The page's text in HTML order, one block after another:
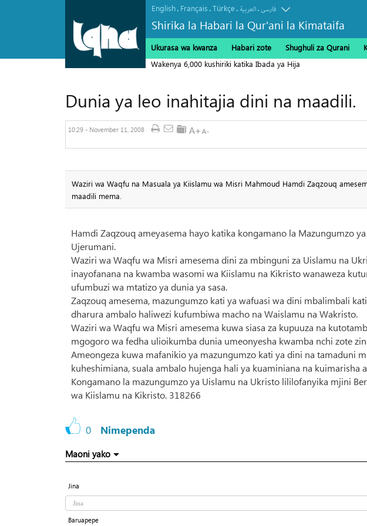
English. Français.Türkçe. العربیة.فارسی
Shirika la Habari la Qur'ani la Kimataifa
Ukurasa wa kwanza Habari zote Shughuli za Qurani
Wakenya 6,000 kushiriki katika Ibada ya Hija
Dunia ya leo inahitajia dini na maadili.
10:29 - November 11, 2008
Waziri wa Waqfu na Masuala ya Kiislamu wa Misri Mahmoud Hamdi Zaqzouq
maadili mema.
Hamdi Zaqzouq ameyasema hayo katika kongamano la Mazungumzo
Ujerumani.
Waziri wa Waqfu wa Misri amesema dini za mbinguni za Uislamu na
inayofanana na kwamba wasomi wa Kiislamu na Kikristo wanaweza
ufumbuzi wa mtatizo ya dunia ya sasa.
Zaqzouq amesema, mazungumzo kati ya wafuasi wa dini mbalimbali
dharura ambalo haliwezi kufumbiwa macho na Waislamu na Wakristo.
Waziri wa Waqfu wa Misri amesema kuwa siasa za kupuuza na
mgogoro wa fedha ulioikumba dunia umeonyesha kwamba nchi zote
Ameongeza kuwa mafanikio ya mazungumzo kati ya dini na tamaduni
kuheshimiana, suala ambalo hujenga hali ya kuaminiana na kuimarisha
Kongamano la mazungumzo ya Uislamu na Ukristo lililofanyika mjini
wa Kiislamu na Kikristo. 318266
0 Nimependa
Maoni yako
Jina
Baruapepe